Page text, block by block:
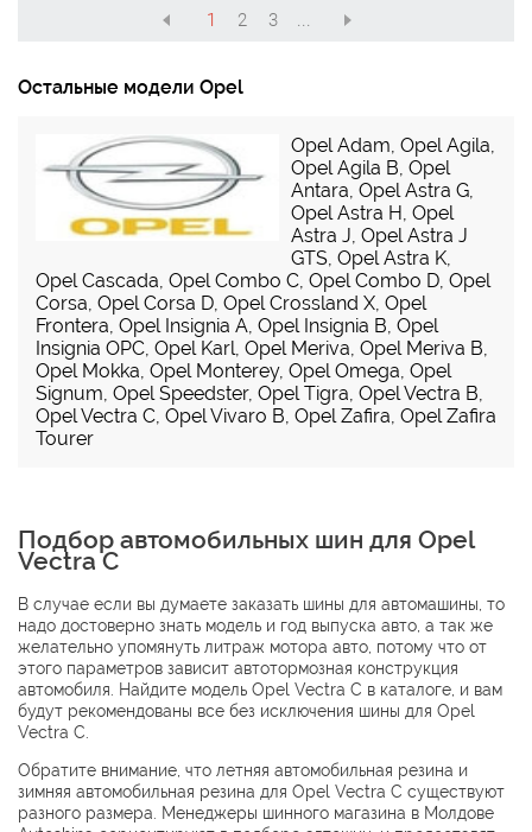
1 2 3
Остальные модели Opel
Opel Adam, Opel Agila,
Opel Agila B, Opel
Antara, Opel Astra G,
Opel Astra H, Opel
Astra J, Opel Astra J
GTS, Opel Astra K,
Opel Cascada, Opel Combo C, Opel Combo D, Opel
Corsa, Opel Corsa D, Opel Crossland X, Opel
Frontera, Opel Insignia A, Opel Insignia B, Opel
Insignia OPC, Opel Karl, Opel Meriva, Opel Meriva B,
Opel Mokka, Opel Monterey, Opel Omega, Opel
Signum, Opel Speedster, Opel Tigra, Opel Vectra B,
Opel Vectra C, Opel Vivaro B, Opel Zafira, Opel Zafira
Tourer
Подбор автомобильных шин для Opel
Vectra C
В случае если вы думаете заказать шины для автомашины, то
надо достоверно знать модель и год выпуска авто, а так же
желательно упомянуть литраж мотора авто, потому что от
этого параметров зависит автотормозная конструкция
автомобиля. Найдите модель Opel Vectra C в каталоге, и вам
будут рекомендованы все без исключения шины для Opel
Vectra C.
Обратите внимание, что летняя автомобильная резина и
зимняя автомобильная резина для Opel Vectra C существуют
разного размера. Менеджеры шинного магазина в Молдове